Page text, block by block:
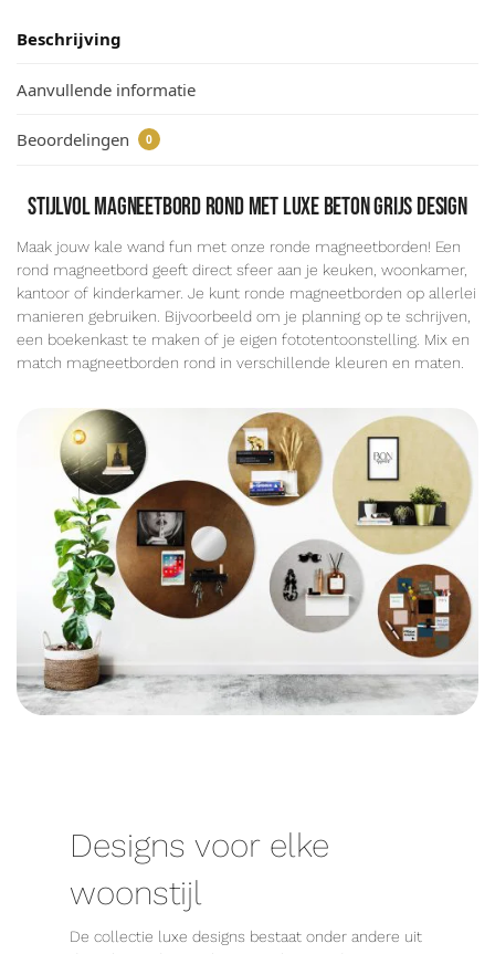
Beschrijving
Aanvullende informatie
Beoordelingen 0
Stijlvol magneetbord rond met luxe beton grijs design
Maak jouw kale wand fun met onze ronde magneetborden! Een
rond magneetbord geeft direct sfeer aan je keuken, woonkamer,
kantoor of kinderkamer. Je kunt ronde magneetborden op allerlei
manieren gebruiken. Bijvoorbeeld om je planning op te schrijven,
een boekenkast te maken of je eigen fototentoonstelling. Mix en
match magneetborden rond in verschillende kleuren en maten.
Designs voor elke
woonstijl
De collectie luxe designs bestaat onder andere uit